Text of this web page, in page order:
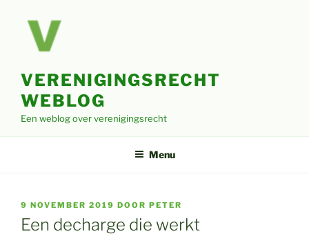
VERENIGINGSRECHT
WEBLOG
Een weblog over verenigingsrecht
Menu
GEPLAATST
OP
9 NOVEMBER 2019 DOOR PETER
Een decharge die werkt